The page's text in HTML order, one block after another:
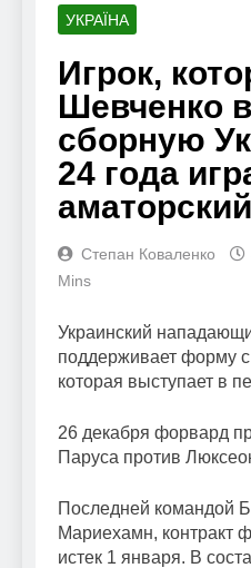
УКРАЇНА
Игрок,
Шевченко
сборную
24 года
Степан Коваленко
Mins
Украинский
поддерживает форму
которая выступает в
26 декабря форвард
Паруса против
Последней командой
Мариехамн, контракт
истек 1 января. В